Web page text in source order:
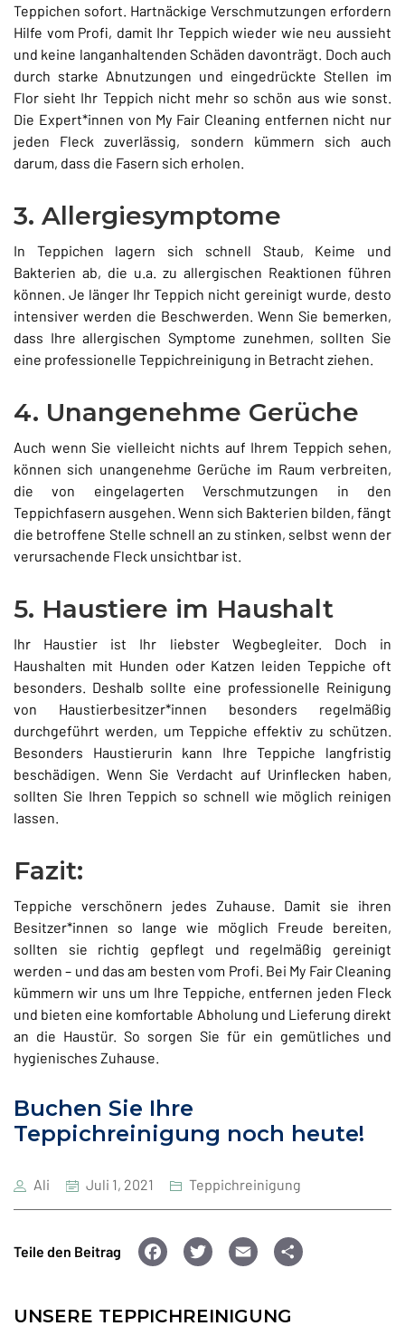
Teppichen sofort. Hartnäckige Verschmutzungen erfordern
Hilfe vom Profi, damit Ihr Teppich wieder wie neu aussieht
und keine langanhaltenden Schäden davonträgt. Doch auch
durch starke Abnutzungen und eingedrückte Stellen im
Flor sieht Ihr Teppich nicht mehr so schön aus wie sonst.
Die Expert*innen von My Fair Cleaning entfernen nicht nur
jeden Fleck zuverlässig, sondern kümmern sich auch
darum, dass die Fasern sich erholen.
3. Allergiesymptome
In Teppichen lagern sich schnell Staub, Keime und
Bakterien ab, die u.a. zu allergischen Reaktionen führen
können. Je länger Ihr Teppich nicht gereinigt wurde, desto
intensiver werden die Beschwerden. Wenn Sie bemerken,
dass Ihre allergischen Symptome zunehmen, sollten Sie
eine professionelle Teppichreinigung in Betracht ziehen.
4. Unangenehme Gerüche
Auch wenn Sie vielleicht nichts auf Ihrem Teppich sehen,
können sich unangenehme Gerüche im Raum verbreiten,
die von eingelagerten Verschmutzungen in den
Teppichfasern ausgehen. Wenn sich Bakterien bilden, fängt
die betroffene Stelle schnell an zu stinken, selbst wenn der
verursachende Fleck unsichtbar ist.
5. Haustiere im Haushalt
Ihr Haustier ist Ihr liebster Wegbegleiter. Doch in
Haushalten mit Hunden oder Katzen leiden Teppiche oft
besonders. Deshalb sollte eine professionelle Reinigung
von Haustierbesitzer*innen besonders regelmäßig
durchgeführt werden, um Teppiche effektiv zu schützen.
Besonders Haustierurin kann Ihre Teppiche langfristig
beschädigen. Wenn Sie Verdacht auf Urinflecken haben,
sollten Sie Ihren Teppich so schnell wie möglich reinigen
lassen.
Fazit:
Teppiche verschönern jedes Zuhause. Damit sie ihren
Besitzer*innen so lange wie möglich Freude bereiten,
sollten sie richtig gepflegt und regelmäßig gereinigt
werden – und das am besten vom Profi. Bei My Fair Cleaning
kümmern wir uns um Ihre Teppiche, entfernen jeden Fleck
und bieten eine komfortable Abholung und Lieferung direkt
an die Haustür. So sorgen Sie für ein gemütliches und
hygienisches Zuhause.
Buchen Sie Ihre
Teppichreinigung noch heute!
Ali Juli 1, 2021 Teppichreinigung
Teile den Beitrag
F
c
T
tt
E
ai
UNSERE TEPPICHREINIGUNG